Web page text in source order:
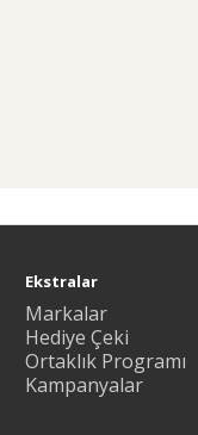
Ekstralar
Markalar
Hediye Çeki
Ortaklık Programı
Kampanyalar